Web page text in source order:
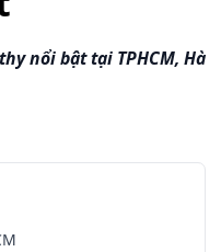
nổi bật tại TPHCM, Hà